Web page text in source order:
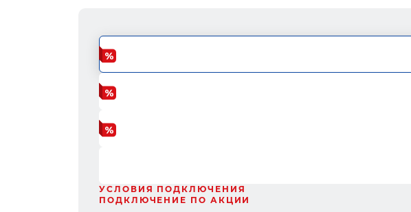
УСЛОВИЯ ПОДКЛЮЧЕНИЯ
ПОДКЛЮЧЕНИЕ ПО АКЦИИ